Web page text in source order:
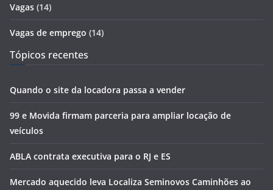
Vagas (14)
Vagas de emprego (14)
Tópicos recentes
Quando o site da locadora passa a vender
99 e Movida firmam parceria para ampliar locação de
veículos
ABLA contrata executiva para o RJ e ES
Mercado aquecido leva Localiza Seminovos Caminhões ao